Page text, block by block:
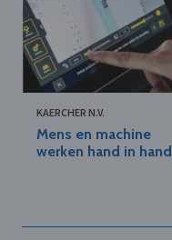
KAERCHER N.V.
Mens en machine
werken hand in hand